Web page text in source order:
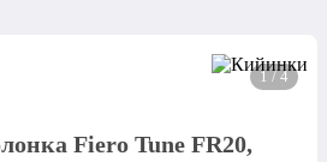
1 / 4
Fiero Tune FR20,